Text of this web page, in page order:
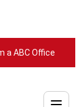
a ABC Office